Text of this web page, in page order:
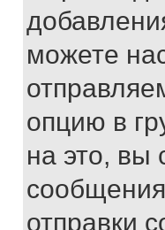
можете
опцию в
на это, вы
отправки